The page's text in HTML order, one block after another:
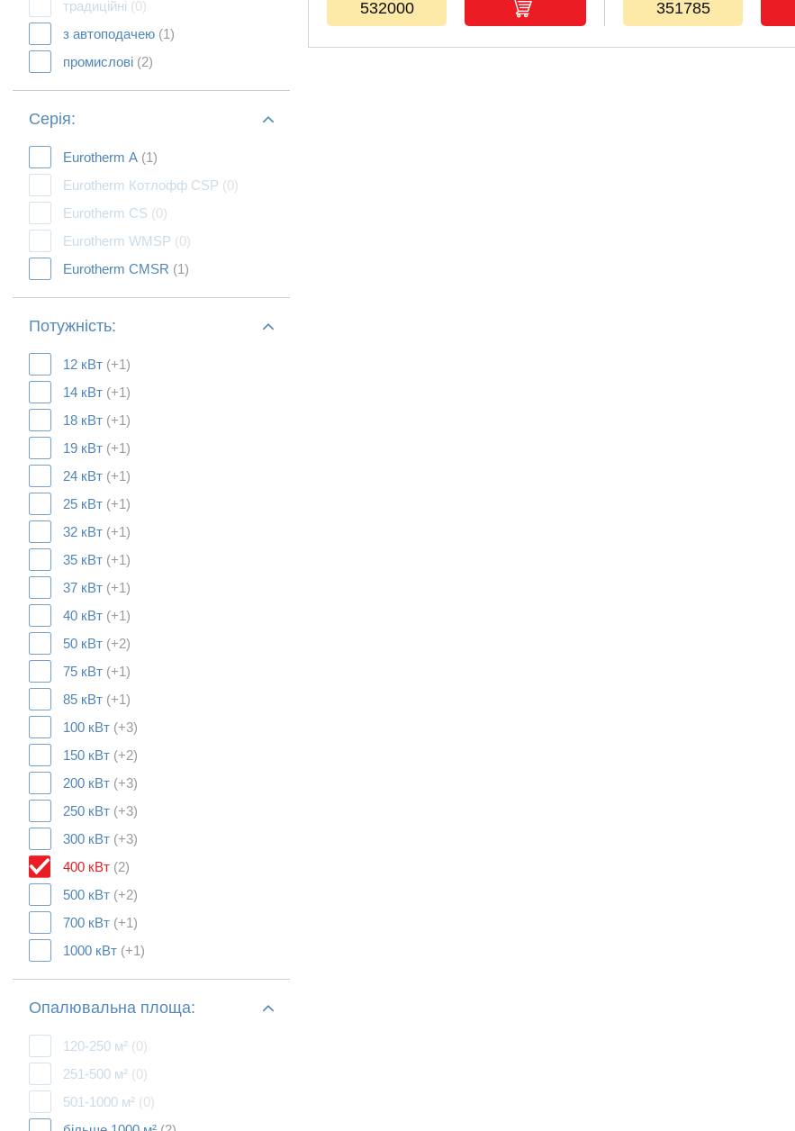
традиційні (0)
з автоподачею (1)
промислові (2)
Серія:
Eurotherm А (1)
Eurotherm Котлофф CSP (0)
Eurotherm CS (0)
Eurotherm WMSP (0)
Eurotherm CMSR (1)
Потужність:
12 кВт (+1)
14 кВт (+1)
18 кВт (+1)
19 кВт (+1)
24 кВт (+1)
25 кВт (+1)
32 кВт (+1)
35 кВт (+1)
37 кВт (+1)
40 кВт (+1)
50 кВт (+2)
75 кВт (+1)
85 кВт (+1)
100 кВт (+3)
150 кВт (+2)
200 кВт (+3)
250 кВт (+3)
300 кВт (+3)
400 кВт (2)
500 кВт (+2)
700 кВт (+1)
1000 кВт (+1)
Опалювальна площа:
120-250 м² (0)
251-500 м² (0)
501-1000 м² (0)
532000 351785